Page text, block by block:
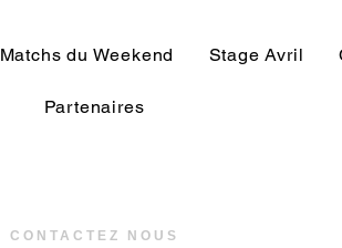
Matchs du Weekend Stage Avril
Partenaires
CONTACTEZ NOUS